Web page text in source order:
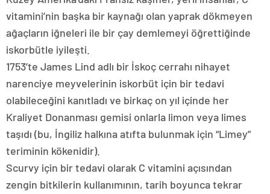
vitamini’nin başka bir kaynağı olan yaprak dökmeyen
ağaçların iğneleri ile bir çay demlemeyi öğrettiğinde
iskorbütle iyileşti.
1753’te James Lind adlı bir İskoç cerrahı nihayet
narenciye meyvelerinin iskorbüt için bir tedavi
olabileceğini kanıtladı ve birkaç on yıl içinde her
Kraliyet Donanması gemisi onlarla limon veya limes
taşıdı (bu, İngiliz halkına atıfta bulunmak için “Limey”
teriminin kökenidir).
Scurvy için bir tedavi olarak C vitamini açısından
zengin bitkilerin kullanımının, tarih boyunca tekrar